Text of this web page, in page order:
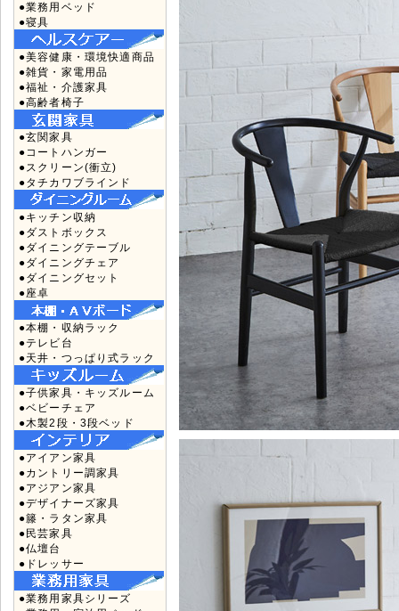
●業務用ベッド
●寝具
●美容健康・環境快適商品
●雑貨・家電用品
●福祉・介護家具
●高齢者椅子
●玄関家具
●コートハンガー
●スクリーン(衝立)
●タチカワブラインド
●キッチン収納
●ダストボックス
●ダイニングテーブル
●ダイニングチェア
●ダイニングセット
●座卓
●本棚・収納ラック
●テレビ台
●天井・つっぱり式ラック
●子供家具・キッズルーム
●ベビーチェア
●木製2段・3段ベッド
●アイアン家具
●カントリー調家具
●アジアン家具
●デザイナーズ家具
●籐・ラタン家具
●民芸家具
●仏壇台
●ドレッサー
●業務用家具シリーズ